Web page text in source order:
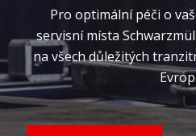
Pro optimální péči o
servisní místa
na všech důležitých